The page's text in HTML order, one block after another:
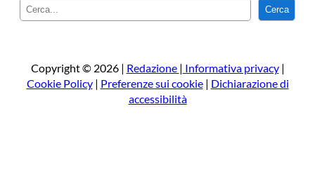
e
a
Cerca
Copyright © 2026 | Redazione | Informativa privacy|
Cookie Policy| Preferenze sui cookie| Dichiarazione di
accessibilità